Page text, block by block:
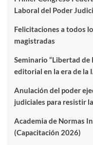
Laboral del Poder
Felicitaciones a todos
magistradas
Seminario “Libertad
editorial en la era de la
Anulación del poder
judiciales para resistir
Academia de Normas
(Capacitación 2026)